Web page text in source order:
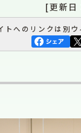
[更新日
トへのリンクは別